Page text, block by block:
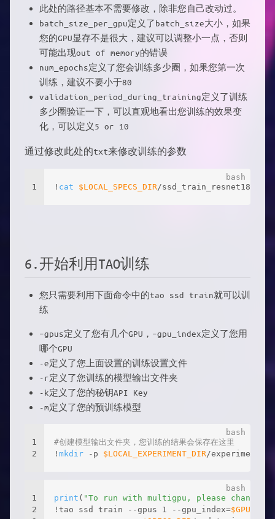
此处的路径基本不需要修改，除非您自己改动过。
batch_size_per_gpu定义了batch_size大小，如果
您的GPU显存不是很大，建议可以调整小一点，否则
可能出现out of memory的错误
num_epochs定义了您会训练多少圈，如果您第一次
训练，建议不要小于80
validation_period_during_training定义了训练
多少圈验证一下，可以直观地看出您训练的效果变
化，可以定义5 or 10
通过修改此处的txt来修改训练的参数
1 ! cat $LOCAL_SPECS_DIR/
6.开始利用TAO训练
您只需要利用下面命令中的tao ssd train就可以训
练
–gpus定义了您有几个GPU，–gpu_index定义了您用
哪个GPU
-e定义了您上面设置的训练设置文件
-r定义了您训练的模型输出文件夹
-k定义了您的秘钥API Key
-m定义了您的预训练模型
1
2
#创建模型输出文件夹，您训练的结果会保存在这里
! mkdir -p $LOCAL_EXPERIMENT_DIR/
1
2
print ( "To run with multigpu, please change
!tao ssd train --gpus 1 --gpu_index=